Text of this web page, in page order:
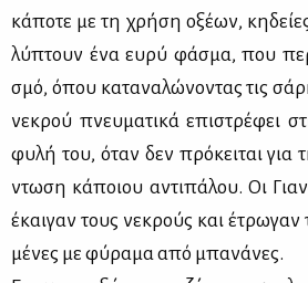
κά­πο­τε με τη χρή­ση οξέ­ων,
λύ­πτουν ένα ευ­ρύ φά­σμα, που
σμό, όπου κα­τα­να­λώ­νο­ντας τις
νε­κρού πνευ­μα­τι­κά επι­στρέ­φει
φυ­λή του, όταν δεν πρό­κει­ται για
ντω­ση κά­ποιου αντι­πά­λου. Οι
έκαι­γαν τους νε­κρούς και έτρω­γαν
μέ­νες με φύ­ρα­μα από μπα­νά­νες.